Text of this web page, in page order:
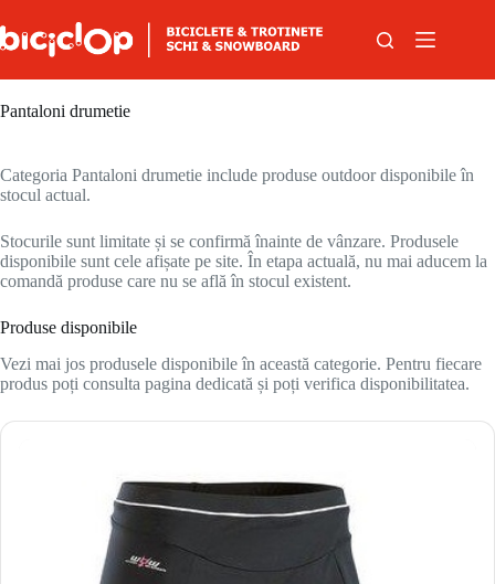
Pantaloni drumetie
Categoria Pantaloni drumetie include produse outdoor disponibile în
stocul actual.
Stocurile sunt limitate și se confirmă înainte de vânzare. Produsele
disponibile sunt cele afișate pe site. În etapa actuală, nu mai aducem la
comandă produse care nu se află în stocul existent.
Produse disponibile
Vezi mai jos produsele disponibile în această categorie. Pentru fiecare
produs poți consulta pagina dedicată și poți verifica disponibilitatea.